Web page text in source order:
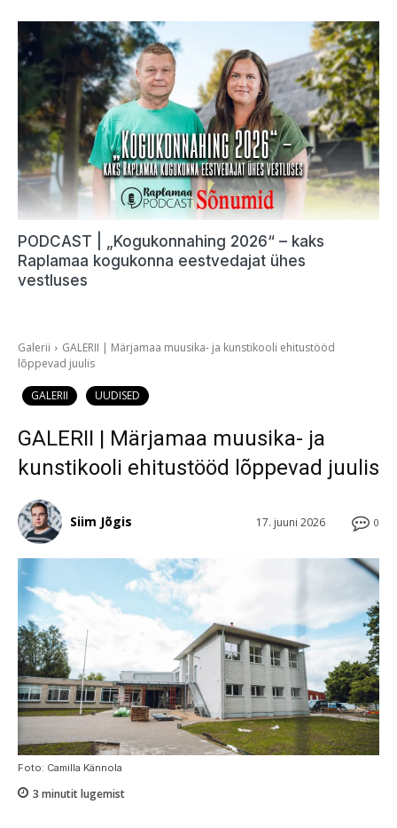
PODCAST | „Kogukonnahing 2026“ – kaks
Raplamaa kogukonna eestvedajat ühes
vestluses